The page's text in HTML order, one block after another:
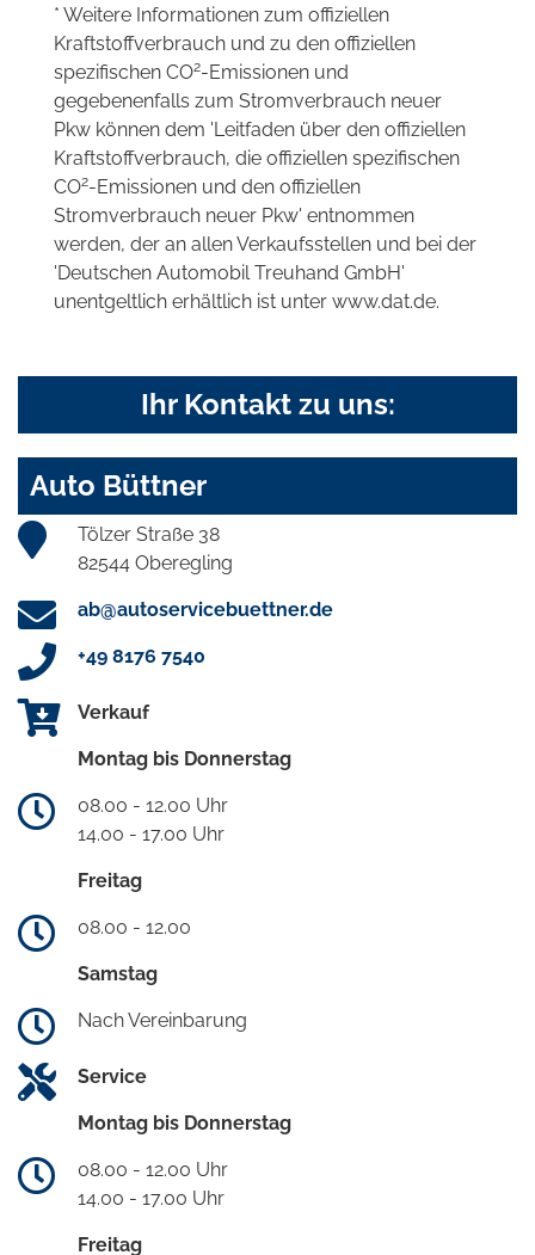
* Weitere Informationen zum offiziellen
Kraftstoffverbrauch und zu den offiziellen
spezifischen CO2-Emissionen und
gegebenenfalls zum Stromverbrauch neuer
Pkw können dem 'Leitfaden über den offiziellen
Kraftstoffverbrauch, die offiziellen spezifischen
CO2-Emissionen und den offiziellen
Stromverbrauch neuer Pkw' entnommen
werden, der an allen Verkaufsstellen und bei der
'Deutschen Automobil Treuhand GmbH'
unentgeltlich erhältlich ist unter www.dat.de.
Ihr Kontakt zu uns:
Auto Büttner
Tölzer Straße 38
82544 Oberegling
ab@autoservicebuettner.de
+49 8176 7540
Verkauf
Montag bis Donnerstag
08.00 - 12.00 Uhr
14.00 - 17.00 Uhr
Freitag
08.00 - 12.00
Samstag
Nach Vereinbarung
Service
Montag bis Donnerstag
08.00 - 12.00 Uhr
14.00 - 17.00 Uhr
Freitag